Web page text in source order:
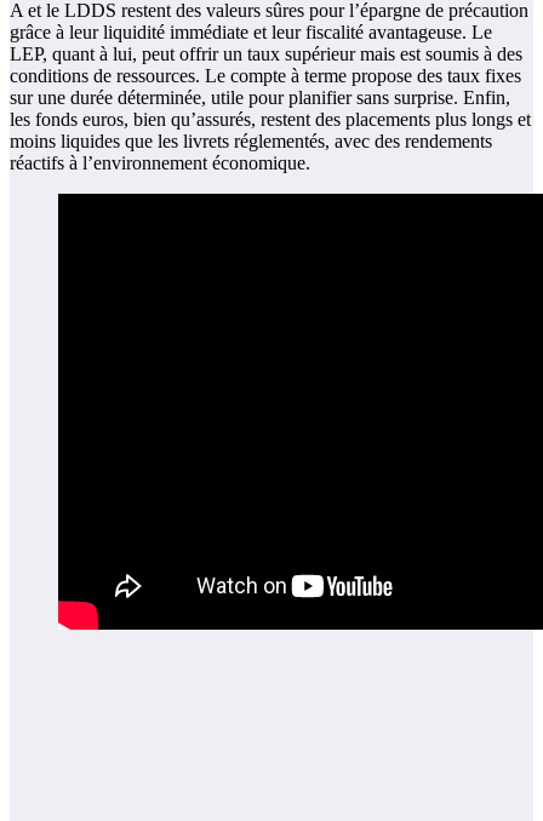
A et le LDDS restent des valeurs sûres pour l’épargne de précaution
grâce à leur liquidité immédiate et leur fiscalité avantageuse. Le
LEP, quant à lui, peut offrir un taux supérieur mais est soumis à des
conditions de ressources. Le compte à terme propose des taux fixes
sur une durée déterminée, utile pour planifier sans surprise. Enfin,
les fonds euros, bien qu’assurés, restent des placements plus longs et
moins liquides que les livrets réglementés, avec des rendements
réactifs à l’environnement économique.